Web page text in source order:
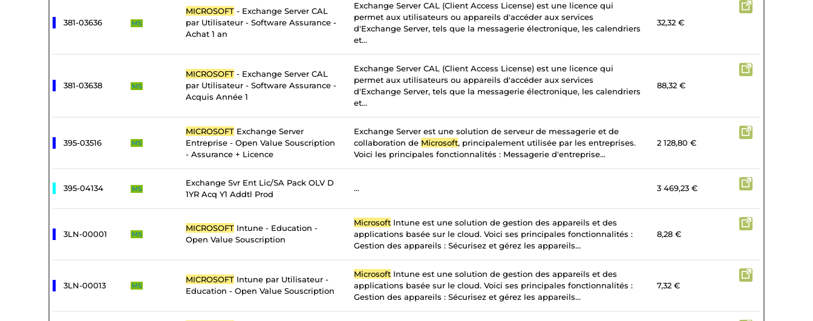
381-03636 MS
MICROSOFT - Exchange Server CAL
par Utilisateur - Software Assurance -
Achat 1 an
Exchange Server CAL (Client Access License) est une licence qui
permet aux utilisateurs ou appareils d'accéder aux services
d'Exchange Server, tels que la messagerie électronique, les calendriers
et...
32,32 €
381-03638 MS
MICROSOFT - Exchange Server CAL
par Utilisateur - Software Assurance -
Acquis Année 1
Exchange Server CAL (Client Access License) est une licence qui
permet aux utilisateurs ou appareils d'accéder aux services
d'Exchange Server, tels que la messagerie électronique, les calendriers
et...
88,32 €
395-03516 MS
MICROSOFT Exchange Server
Entreprise - Open Value Souscription
- Assurance + Licence
Exchange Server est une solution de serveur de messagerie et de
collaboration de Microsoft, principalement utilisée par les entreprises.
Voici les principales fonctionnalités : Messagerie d'entreprise...
2 128,80 €
395-04134 MS
Exchange Svr Ent Lic/SA Pack OLV D
1YR Acq Y1 Addtl Prod
... 3 469,23 €
3LN-00001 MS
MICROSOFT Intune - Education -
Open Value Souscription
Microsoft Intune est une solution de gestion des appareils et des
applications basée sur le cloud. Voici ses principales fonctionnalités :
Gestion des appareils : Sécurisez et gérez les appareils...
8,28 €
3LN-00013 MS
MICROSOFT Intune par Utilisateur -
Education - Open Value Souscription
Microsoft Intune est une solution de gestion des appareils et des
applications basée sur le cloud. Voici ses principales fonctionnalités :
Gestion des appareils : Sécurisez et gérez les appareils...
7,32 €